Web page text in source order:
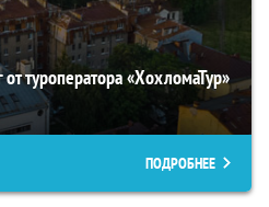
туроператора «ХохломаТур»
ПОДРОБНЕЕ